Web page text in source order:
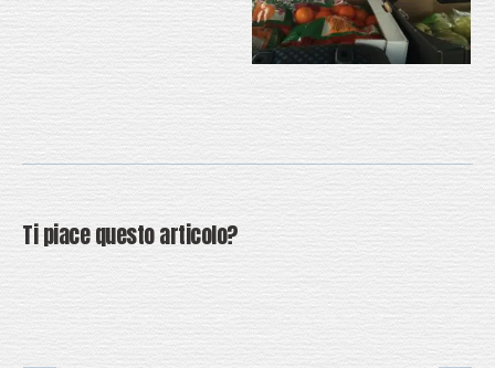
Ti piace questo articolo?